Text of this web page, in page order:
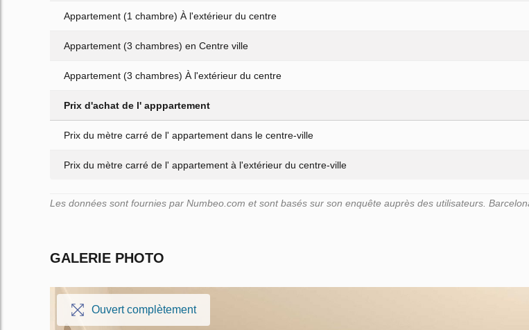
Appartement (1 chambre) À l'extérieur du centre
Appartement (3 chambres) en Centre ville
Appartement (3 chambres) À l'extérieur du centre
Prix d'achat de l' apppartement
Prix du mètre carré de l' appartement dans le centre-ville
Prix du mètre carré de l' appartement à l'extérieur du centre-ville
Les données sont fournies par Numbeo.com et sont basés sur son enquête auprès des utilisateurs.
GALERIE PHOTO
Ouvert complètement